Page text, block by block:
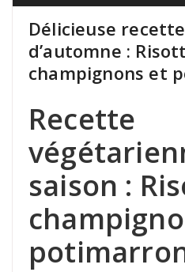
Délicieuse
d’automne :
champignons et
Recette
saison :